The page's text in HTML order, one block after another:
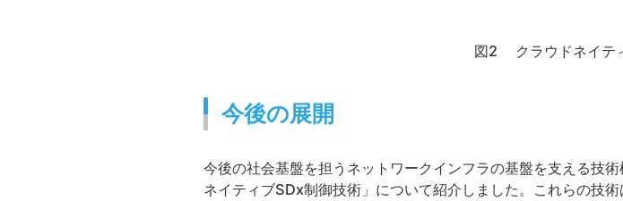
図2 クラウドネイテ
今後の展開
今後の社会基盤を担うネットワークインフラの基盤を支える技
ネイティブSDx制御技術」について紹介しました。これらの技